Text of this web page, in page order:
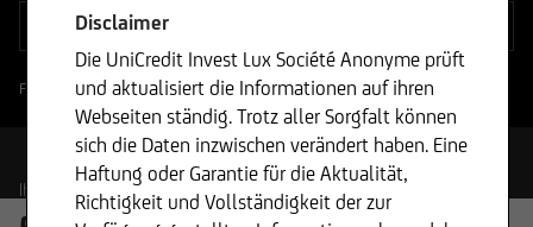
Filter Min/Max Werte laden ?
Ihre Auswahl
Disclaimer
Die UniCredit Invest Lux Société Anonyme prüft
und aktualisiert die Informationen auf ihren
Webseiten ständig. Trotz aller Sorgfalt können
sich die Daten inzwischen verändert haben. Eine
Haftung oder Garantie für die Aktualität,
Richtigkeit und Vollständigkeit der zur